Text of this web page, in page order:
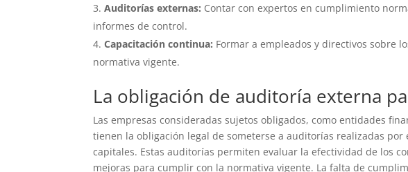
Auditorías externas: Contar con expertos en cumplimiento
informes de control.
Capacitación continua: Formar a empleados y directivos sobre
normativa vigente.
La obligación de auditoría externa
Las empresas consideradas sujetos obligados, como entidades
tienen la obligación legal de someterse a auditorías realizadas
capitales. Estas auditorías permiten evaluar la efectividad de los
mejoras para cumplir con la normativa vigente. La falta de